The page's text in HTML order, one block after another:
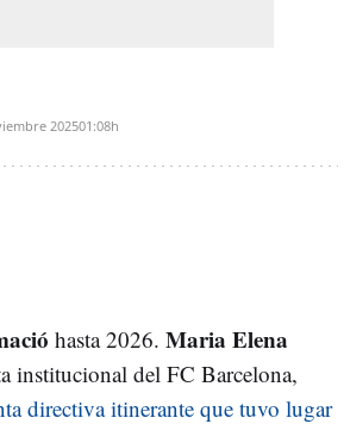
202501:08h
hasta 2026. Maria Elena
institucional del FC Barcelona,
directiva itinerante que tuvo lugar